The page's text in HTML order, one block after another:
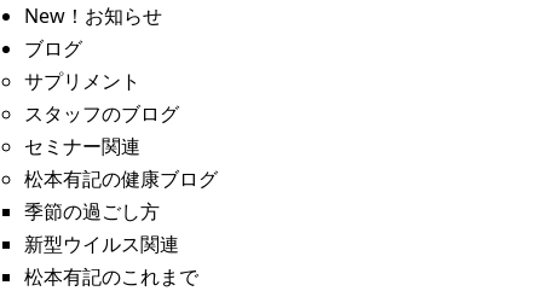
New！お知らせ
ブログ
サプリメント
スタッフのブログ
セミナー関連
松本有記の健康ブログ
季節の過ごし方
新型ウイルス関連
松本有記のこれまで